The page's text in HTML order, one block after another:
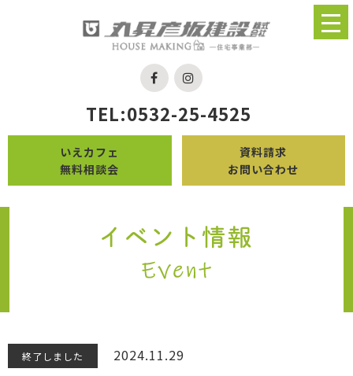
TEL:0532-25-4525
いえカフェ
無料相談会
資料請求
お問い合わせ
終了しました 2024.11.29